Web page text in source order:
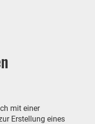
mit einer
Erstellung eines